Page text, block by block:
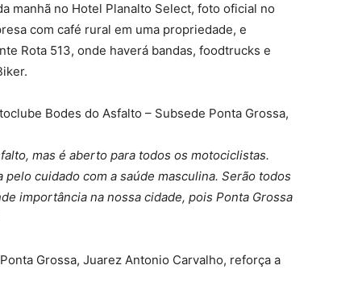
manhã no Hotel Planalto Select, foto oficial no
com café rural em uma propriedade, e
Rota 513, onde haverá bandas, foodtrucks e
Bodes do Asfalto – Subsede Ponta Grossa,
mas é aberto para todos os motociclistas.
pelo cuidado com a saúde masculina. Serão todos
importância na nossa cidade, pois Ponta Grossa
Grossa, Juarez Antonio Carvalho, reforça a